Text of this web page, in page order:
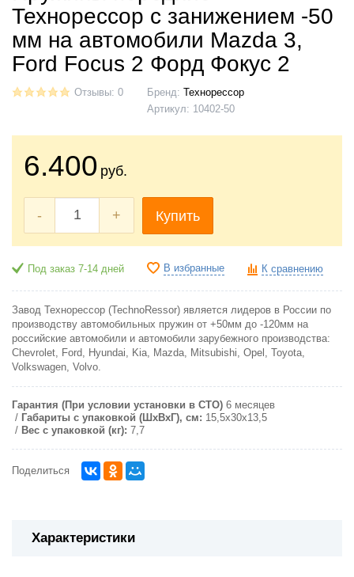
Технорессор с занижением -50
мм на автомобили Mazda 3,
Ford Focus 2 Форд Фокус 2
Отзывы: 0 Бренд: Технорессор
Артикул: 10402-50
6.400 руб.
- + Купить
Под заказ 7-14 дней В избранные К сравнению
Завод Технорессор (TechnoRessor) является лидеров в России по
производству автомобильных пружин от +50мм до -120мм на
российские автомобили и автомобили зарубежного производства:
Chevrolet, Ford, Hyundai, Kia, Mazda, Mitsubishi, Opel, Toyota,
Volkswagen, Volvo.
Гарантия (При условии установки в СТО) 6 месяцев
Габариты с упаковкой (ШxВxГ), см: 15,5x30x13,5
Вес с упаковкой (кг): 7,7
Поделиться
Характеристики